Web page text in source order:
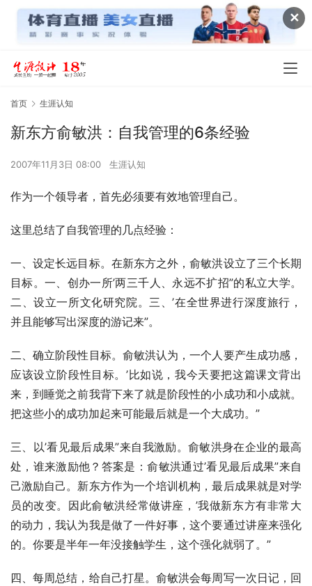
✕
首页 生涯认知
新东方俞敏洪：自我管理的6条经验
2007年11月3日 08:00 生涯认知
作为一个领导者，首先必须要有效地管理自己。
这里总结了自我管理的几点经验：
一、设定长远目标。在新东方之外，俞敏洪设立了三个长期
目标。一、创办一所’两三千人、永远不扩招”的私立大学。
二、设立一所文化研究院。三、’在全世界进行深度旅行，
并且能够写出深度的游记来”。
二、确立阶段性目标。俞敏洪认为，一个人要产生成功感，
应该设立阶段性目标。’比如说，我今天要把这篇课文背出
来，到睡觉之前我背下来了就是阶段性的小成功和小成就。
把这些小的成功加起来可能最后就是一个大成功。”
三、以’看见最后成果”来自我激励。俞敏洪身在企业的最高
处，谁来激励他？答案是：俞敏洪通过’看见最后成果”来自
己激励自己。新东方作为一个培训机构，最后成果就是对学
员的改变。因此俞敏洪经常做讲座，’我做新东方有非常大
的动力，我认为我是做了一件好事，这个要通过讲座来强化
的。你要是半年一年没接触学生，这个强化就弱了。”
四、每周总结，给自己打星。俞敏洪会每周写一次日记，回